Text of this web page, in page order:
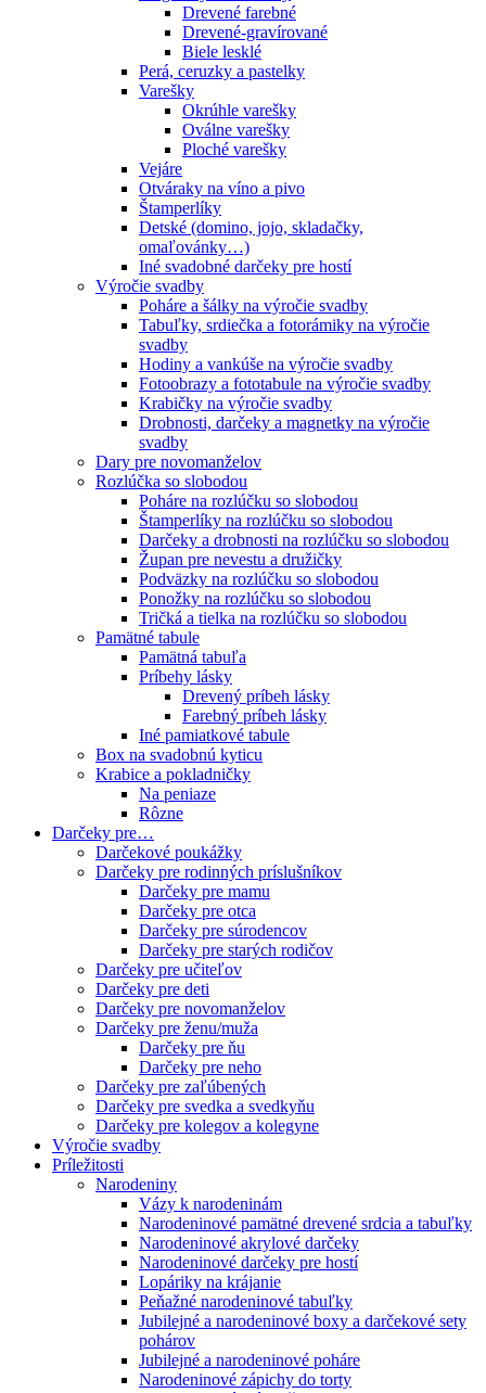
Drevené farebné
Drevené-gravírované
Biele lesklé
Perá, ceruzky a pastelky
Varešky
Okrúhle varešky
Oválne varešky
Ploché varešky
Vejáre
Otváraky na víno a pivo
Štamperlíky
Detské (domino, jojo, skladačky,
omaľovánky…)
Iné svadobné darčeky pre hostí
Výročie svadby
Poháre a šálky na výročie svadby
Tabuľky, srdiečka a fotorámiky na výročie
svadby
Hodiny a vankúše na výročie svadby
Fotoobrazy a fototabule na výročie svadby
Krabičky na výročie svadby
Drobnosti, darčeky a magnetky na výročie
svadby
Dary pre novomanželov
Rozlúčka so slobodou
Poháre na rozlúčku so slobodou
Štamperlíky na rozlúčku so slobodou
Darčeky a drobnosti na rozlúčku so slobodou
Župan pre nevestu a družičky
Podväzky na rozlúčku so slobodou
Ponožky na rozlúčku so slobodou
Tričká a tielka na rozlúčku so slobodou
Pamätné tabule
Pamätná tabuľa
Príbehy lásky
Drevený príbeh lásky
Farebný príbeh lásky
Iné pamiatkové tabule
Box na svadobnú kyticu
Krabice a pokladničky
Na peniaze
Rôzne
Darčeky pre…
Darčekové poukážky
Darčeky pre rodinných príslušníkov
Darčeky pre mamu
Darčeky pre otca
Darčeky pre súrodencov
Darčeky pre starých rodičov
Darčeky pre učiteľov
Darčeky pre deti
Darčeky pre novomanželov
Darčeky pre ženu/muža
Darčeky pre ňu
Darčeky pre neho
Darčeky pre zaľúbených
Darčeky pre svedka a svedkyňu
Darčeky pre kolegov a kolegyne
Výročie svadby
Príležitosti
Narodeniny
Vázy k narodeninám
Narodeninové pamätné drevené srdcia a tabuľky
Narodeninové akrylové darčeky
Narodeninové darčeky pre hostí
Lopáriky na krájanie
Peňažné narodeninové tabuľky
Jubilejné a narodeninové boxy a darčekové sety
pohárov
Jubilejné a narodeninové poháre
Narodeninové zápichy do torty